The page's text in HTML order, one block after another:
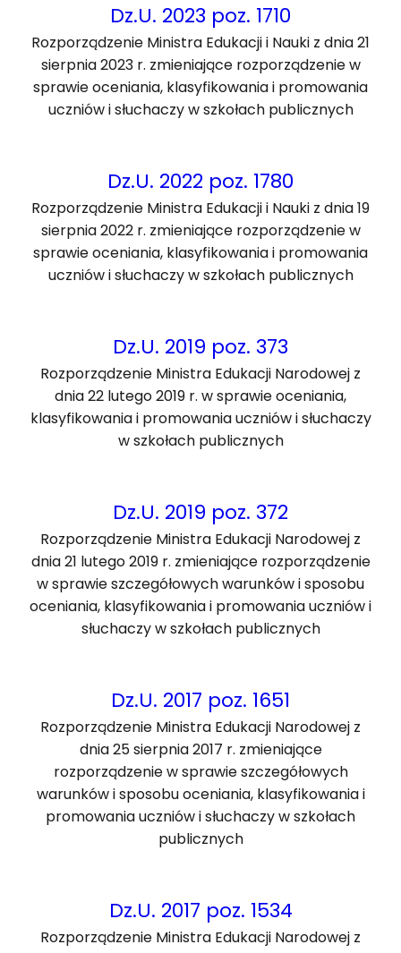
Dz.U. 2023 poz. 1710
Rozporządzenie Ministra Edukacji i Nauki z dnia 21
sierpnia 2023 r. zmieniające rozporządzenie w
sprawie oceniania, klasyfikowania i promowania
uczniów i słuchaczy w szkołach publicznych
Dz.U. 2022 poz. 1780
Rozporządzenie Ministra Edukacji i Nauki z dnia 19
sierpnia 2022 r. zmieniające rozporządzenie w
sprawie oceniania, klasyfikowania i promowania
uczniów i słuchaczy w szkołach publicznych
Dz.U. 2019 poz. 373
Rozporządzenie Ministra Edukacji Narodowej z
dnia 22 lutego 2019 r. w sprawie oceniania,
klasyfikowania i promowania uczniów i słuchaczy
w szkołach publicznych
Dz.U. 2019 poz. 372
Rozporządzenie Ministra Edukacji Narodowej z
dnia 21 lutego 2019 r. zmieniające rozporządzenie
w sprawie szczegółowych warunków i sposobu
oceniania, klasyfikowania i promowania uczniów i
słuchaczy w szkołach publicznych
Dz.U. 2017 poz. 1651
Rozporządzenie Ministra Edukacji Narodowej z
dnia 25 sierpnia 2017 r. zmieniające
rozporządzenie w sprawie szczegółowych
warunków i sposobu oceniania, klasyfikowania i
promowania uczniów i słuchaczy w szkołach
publicznych
Dz.U. 2017 poz. 1534
Rozporządzenie Ministra Edukacji Narodowej z